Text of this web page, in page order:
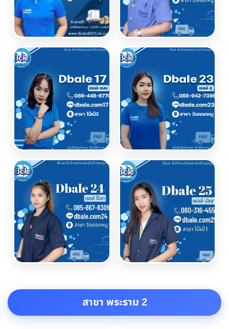
สาขา พระราม 2